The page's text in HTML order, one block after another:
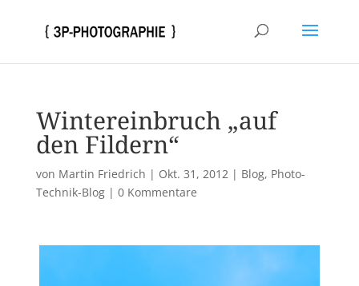
Wintereinbruch „auf
den Fildern“
von Martin Friedrich | Okt. 31, 2012| Blog, Photo-
Technik-Blog| 0 Kommentare